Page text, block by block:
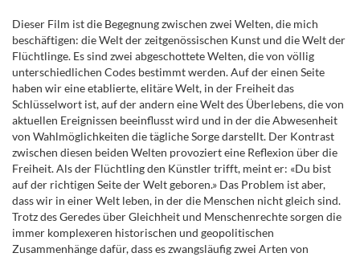
Dieser Film ist die Begegnung zwischen zwei Welten, die mich
beschäftigen: die Welt der zeitgenössischen Kunst und die Welt der
Flüchtlinge. Es sind zwei abgeschottete Welten, die von völlig
unterschiedlichen Codes bestimmt werden. Auf der einen Seite
haben wir eine etablierte, elitäre Welt, in der Freiheit das
Schlüsselwort ist, auf der andern eine Welt des Überlebens, die von
aktuellen Ereignissen beeinflusst wird und in der die Abwesenheit
von Wahlmöglichkeiten die tägliche Sorge darstellt. Der Kontrast
zwischen diesen beiden Welten provoziert eine Reflexion über die
Freiheit. Als der Flüchtling den Künstler trifft, meint er: «Du bist
auf der richtigen Seite der Welt geboren.» Das Problem ist aber,
dass wir in einer Welt leben, in der die Menschen nicht gleich sind.
Trotz des Geredes über Gleichheit und Menschenrechte sorgen die
immer komplexeren historischen und geopolitischen
Zusammenhänge dafür, dass es zwangsläufig zwei Arten von